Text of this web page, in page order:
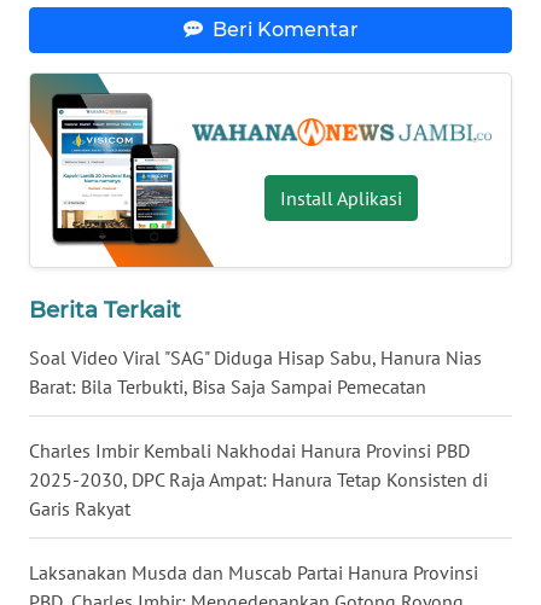
Beri Komentar
Install Aplikasi
Berita Terkait
Soal Video Viral "SAG" Diduga Hisap Sabu, Hanura Nias
Barat: Bila Terbukti, Bisa Saja Sampai Pemecatan
Charles Imbir Kembali Nakhodai Hanura Provinsi PBD
2025-2030, DPC Raja Ampat: Hanura Tetap Konsisten di
Garis Rakyat
Laksanakan Musda dan Muscab Partai Hanura Provinsi
SULBAR
WN
BABEL
WN
SUMBAR
BENGKULU
LAMPUNG
WN